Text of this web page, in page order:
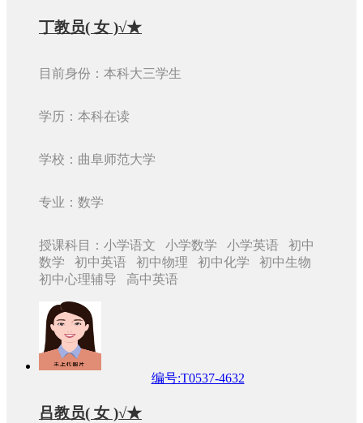
丁教员( 女 )√★
目前身份：本科大三学生
学历：本科在读
学校：曲阜师范大学
专业：数学
授课科目：小学语文 小学数学 小学英语 初中
数学 初中英语 初中物理 初中化学 初中生物
初中心理辅导 高中英语
编号:T0537-4632
吕教员( 女 )√★